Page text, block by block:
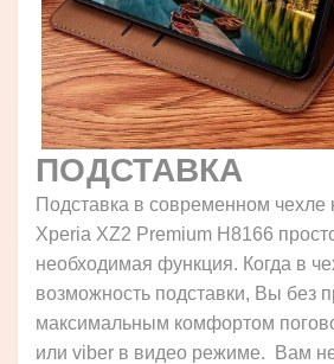
ПОДСТАВКА
Подставка в современном чехле
Xperia XZ2 Premium H8166
необходимая функция. Когда в
возможность подставки, Вы без
максимальным комфортом
или viber в видео режиме. Вам